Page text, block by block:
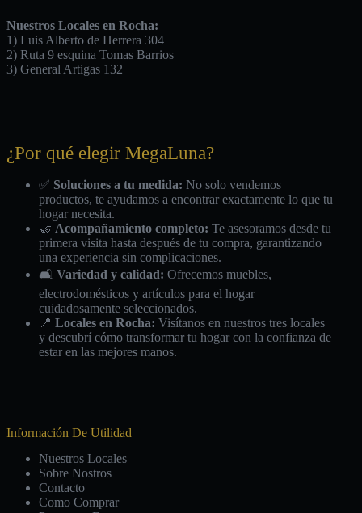
Nuestros Locales en Rocha:
1) Luis Alberto de Herrera 304
2) Ruta 9 esquina Tomas Barrios
3) General Artigas 132
¿Por qué elegir MegaLuna?
✅ Soluciones a tu medida: No solo vendemos
productos, te ayudamos a encontrar exactamente lo que tu
hogar necesita.
🤝 Acompañamiento completo: Te asesoramos desde tu
primera visita hasta después de tu compra, garantizando
una experiencia sin complicaciones.
🛋️ Variedad y calidad: Ofrecemos muebles,
electrodomésticos y artículos para el hogar
cuidadosamente seleccionados.
📍 Locales en Rocha: Visítanos en nuestros tres locales
y descubrí cómo transformar tu hogar con la confianza de
estar en las mejores manos.
Información De Utilidad
Nuestros Locales
Sobre Nostros
Contacto
Como Comprar